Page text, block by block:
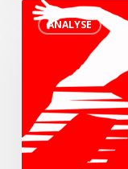
du
championnat
ANALYSE
Les
meilleurs
Suisse
Challenge
League